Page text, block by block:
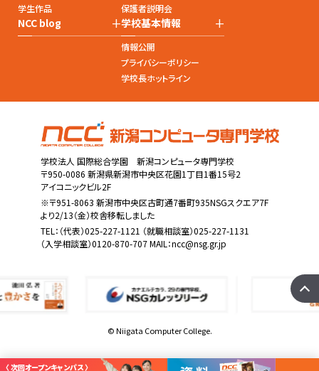
学生作品
保護者説明会
NCC blog +学校基本情報 +
情報公開
プライバシーポリシー
学校長ホットライン
学校法人 国際総合学園 新潟コンピュータ専門学校
〒950-0086 新潟県新潟市中央区花園1丁目1番15号2
アイコニックビル2F
※〒951-8063 新潟市中央区古町通7番町935NSGスクエア7F
より2/13（金）校舎移転しました
TEL： （代表）025-227-1121 （就職相談室）025-227-1131
（入学相談室）0120-870-707 MAIL：ncc@nsg.gr.jp
© Niigata Computer College.
〈 次回オープンキャンパス 〉